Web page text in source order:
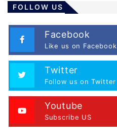
FOLLOW US
Facebook
Like us on Facebook
Twitter
Follow us on Twitter
Youtube
Subscribe US